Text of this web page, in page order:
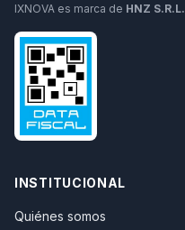
IXNOVA es marca de HNZ S.R.L.
INSTITUCIONAL
Quiénes somos